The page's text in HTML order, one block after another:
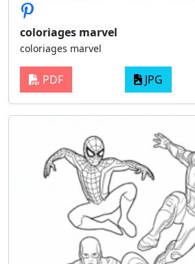
coloriages marvel
coloriages marvel
PDF JPG